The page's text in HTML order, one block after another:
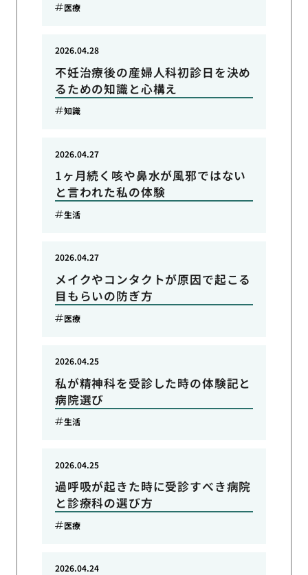
医療
不妊治療後の産婦人科初診日を決め
るための知識と心構え
2026.04.28
知識
1ヶ月続く咳や鼻水が風邪ではない
と言われた私の体験
2026.04.27
生活
メイクやコンタクトが原因で起こる
目もらいの防ぎ方
2026.04.27
医療
私が精神科を受診した時の体験記と
病院選び
2026.04.25
生活
過呼吸が起きた時に受診すべき病院
と診療科の選び方
2026.04.25
医療
2026.04.24